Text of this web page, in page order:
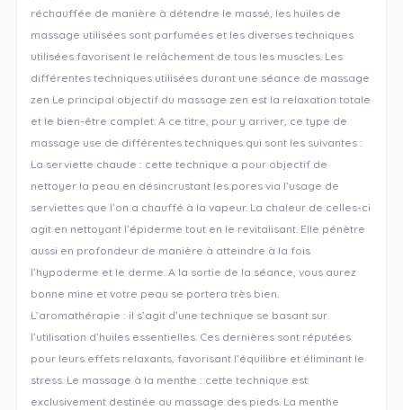
réchauffée de manière à détendre le massé, les huiles de
massage utilisées sont parfumées et les diverses techniques
utilisées favorisent le relâchement de tous les muscles. Les
différentes techniques utilisées durant une séance de massage
zen Le principal objectif du massage zen est la relaxation totale
et le bien-être complet. A ce titre, pour y arriver, ce type de
massage use de différentes techniques qui sont les suivantes :
La serviette chaude : cette technique a pour objectif de
nettoyer la peau en désincrustant les pores via l’usage de
serviettes que l’on a chauffé à la vapeur. La chaleur de celles-ci
agit en nettoyant l’épiderme tout en le revitalisant. Elle pénètre
aussi en profondeur de manière à atteindre à la fois
l’hypoderme et le derme. A la sortie de la séance, vous aurez
bonne mine et votre peau se portera très bien.
L’aromathérapie : il s’agit d’une technique se basant sur
l’utilisation d’huiles essentielles. Ces dernières sont réputées
pour leurs effets relaxants, favorisant l’équilibre et éliminant le
stress. Le massage à la menthe : cette technique est
exclusivement destinée au massage des pieds. La menthe